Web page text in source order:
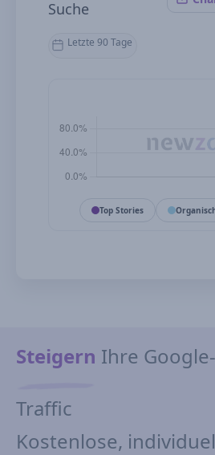
Suche
Letzte 90 Tage
Top Stories
Steigern Ihre
Traffic
Kostenlose,